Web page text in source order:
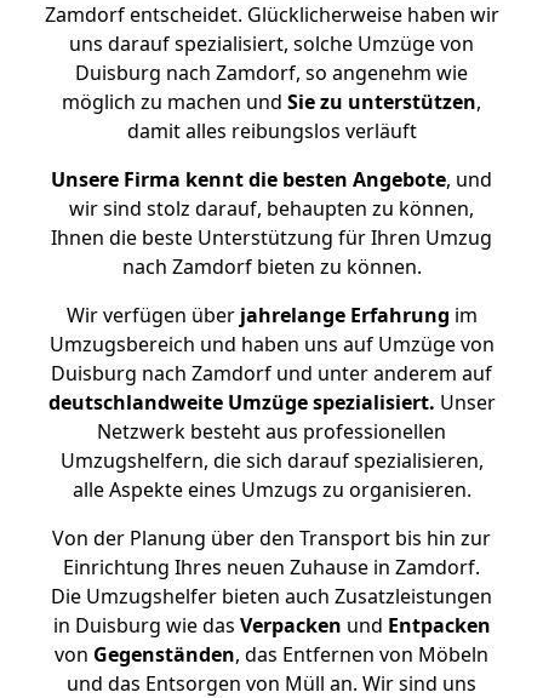
Zamdorf entscheidet. Glücklicherweise haben wir
uns darauf spezialisiert, solche Umzüge von
Duisburg nach Zamdorf, so angenehm wie
möglich zu machen und Sie zu unterstützen,
damit alles reibungslos verläuft
Unsere Firma kennt die besten Angebote, und
wir sind stolz darauf, behaupten zu können,
Ihnen die beste Unterstützung für Ihren Umzug
nach Zamdorf bieten zu können.
Wir verfügen überjahrelange Erfahrung im
Umzugsbereich und haben uns auf Umzüge von
Duisburg nach Zamdorf und unter anderem auf
deutschlandweite Umzüge spezialisiert. Unser
Netzwerk besteht aus professionellen
Umzugshelfern, die sich darauf spezialisieren,
alle Aspekte eines Umzugs zu organisieren.
Von der Planung über den Transport bis hin zur
Einrichtung Ihres neuen Zuhause in Zamdorf.
Die Umzugshelfer bieten auch Zusatzleistungen
in Duisburg wie das Verpacken und Entpacken
von Gegenständen, das Entfernen von Möbeln
und das Entsorgen von Müll an. Wir sind uns